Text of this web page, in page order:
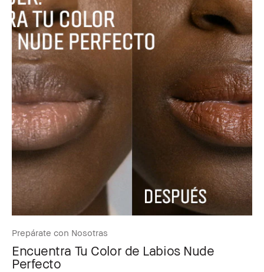
Prepárate con Nosotras
Encuentra Tu Color de Labios Nude
Perfecto